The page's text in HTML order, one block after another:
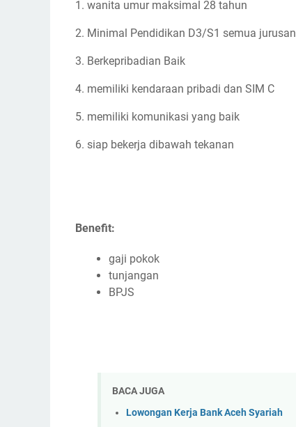
1. wanita umur maksimal 28 tahun
2. Minimal Pendidikan D3/S1 semua jurusan
3. Berkepribadian Baik
4. memiliki kendaraan pribadi dan SIM C
5. memiliki komunikasi yang baik
6. siap bekerja dibawah tekanan
Benefit:
gaji pokok
tunjangan
BPJS
BACA JUGA
Lowongan Kerja Bank Aceh Syariah